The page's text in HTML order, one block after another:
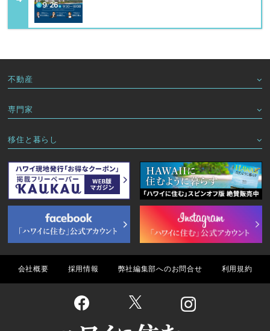
不動産
専門家
移住と暮らし
会社概要 採用情報 弊社編集部へのお問合せ 利用規約